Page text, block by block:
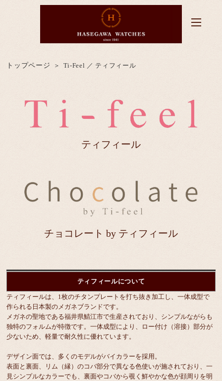
トップページ Ti-Feel ／ ティフィール
ティフィール
チョコレート by ティフィール
ティフィールについて
ティフィールは、1枚のチタンプレートを打ち抜き加工し、一体成型で
作られる日本製のメガネブランドです。
メガネの聖地である福井県鯖江市で生産されており、シンプルながらも
独特のフォルムが特徴です。一体成型により、ロー付け（溶接）部分が
少ないため、軽量で耐久性に優れています。
デザイン面では、多くのモデルがバイカラーを採用。
表面と裏面、リム（縁）のコバ部分で異なる色使いが施されており、一
見シンプルなカラーでも、裏面やコバから覗く鮮やかな色が顔周りを明